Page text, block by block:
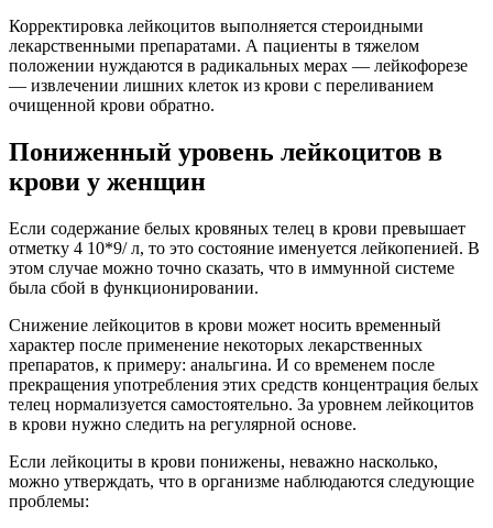
Корректировка лейкоцитов выполняется стероидными
лекарственными препаратами. А пациенты в тяжелом
положении нуждаются в радикальных мерах — лейкофорезе
— извлечении лишних клеток из крови с переливанием
очищенной крови обратно.
Пониженный уровень лейкоцитов в
крови у женщин
Если содержание белых кровяных телец в крови превышает
отметку 4 10*9/ л, то это состояние именуется лейкопенией. В
этом случае можно точно сказать, что в иммунной системе
была сбой в функционировании.
Снижение лейкоцитов в крови может носить временный
характер после применение некоторых лекарственных
препаратов, к примеру: анальгина. И со временем после
прекращения употребления этих средств концентрация белых
телец нормализуется самостоятельно. За уровнем лейкоцитов
в крови нужно следить на регулярной основе.
Если лейкоциты в крови понижены, неважно насколько,
можно утверждать, что в организме наблюдаются следующие
проблемы: